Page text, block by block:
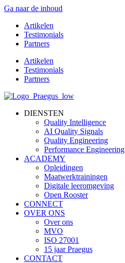
Ga naar de inhoud
Artikelen
Testimonials
Partners
Artikelen
Testimonials
Partners
DIENSTEN
Quality Intelligence
AI Quality Signals
Quality Engineering
Performance Engineering
ACADEMY
Opleidingen
Maatwerktrainingen
Digitale leeromgeving
Open Rooster
CONNECT
OVER ONS
Over ons
MVO
ISO 27001
15 jaar Praegus
CONTACT